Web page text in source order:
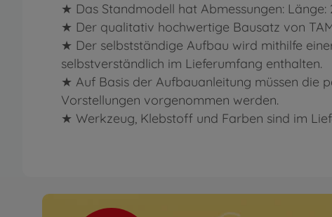
★ Das Standmodell hat Abmessungen: Länge:
★ Der qualitativ hochwertige Bausatz von
★ Der selbstständige Aufbau wird mithilfe
selbstverständlich im Lieferumfang enthalten.
★ Auf Basis der Aufbauanleitung müssen die
Vorstellungen vorgenommen werden.
★ Werkzeug, Klebstoff und Farben sind im